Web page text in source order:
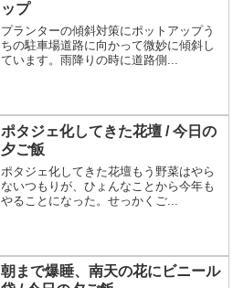
ップ
プランターの傾斜対策にポットアップう
ちの駐車場道路に向かって微妙に傾斜し
ています。雨降りの時に道路側...
ポタジェ化してきた花壇 / 今日の
夕ご飯
ポタジェ化してきた花壇もう野菜はやら
ないつもりが、ひょんなことから今年も
やることになった。せっかくご...
朝まで爆睡、南天の花にビニール